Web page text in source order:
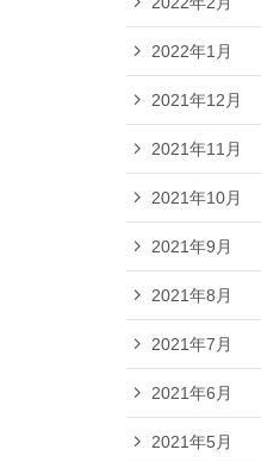
2022年1月
2021年12月
2021年11月
2021年10月
2021年9月
2021年8月
2021年7月
2021年6月
2021年5月